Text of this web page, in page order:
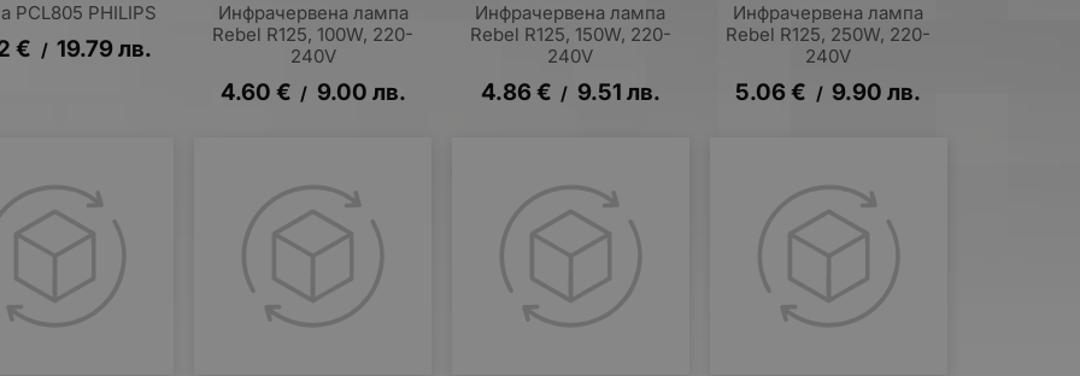
PCL805 PHILIPS
€ / 19.79лв.
Инфрачервена лампа
Rebel R125, 100W, 220-
240V
4.60 € / 9.00 лв.
Инфрачервена лампа
Rebel R125, 150W, 220-
240V
4.86€ / 9.51 лв.
Инфрачервена лампа
Rebel R125, 250W, 220-
240V
5.06€ / 9.90 лв.